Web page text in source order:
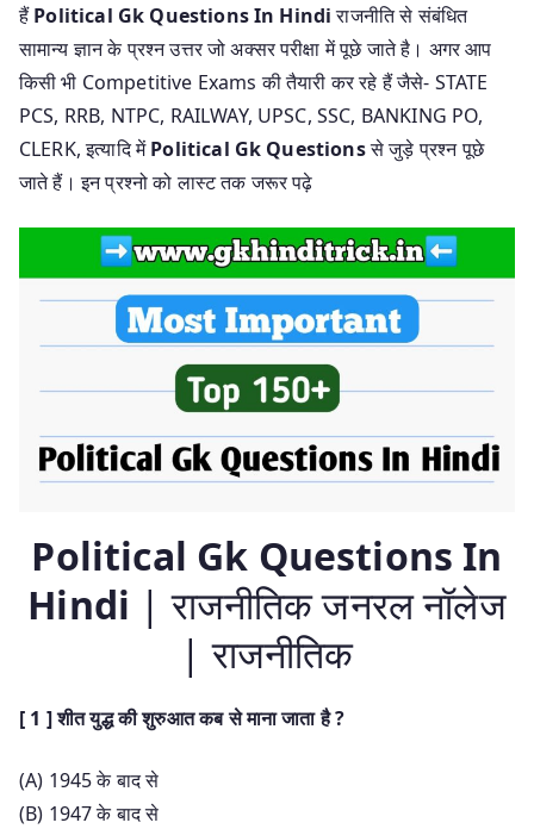
हैंPolitical Gk Questions In Hindiराजनीति से संबंधित
सामान्य ज्ञान के प्रश्न उत्तर जो अक्सर परीक्षा में पूछे जाते है। अगर आप
किसी भी Competitive Exams की तैयारी कर रहे हैं जैसे- STATE
PCS, RRB, NTPC, RAILWAY, UPSC, SSC, BANKING PO,
CLERK, इत्यादि मेंPolitical Gk Questionsसे जुड़े प्रश्न पूछे
जाते हैं। इन प्रश्नो को लास्ट तक जरूर पढ़े
Political Gk Questions In
Hindi | राजनीतिक जनरल नॉलेज
| राजनीतिक
[ 1 ] शीत युद्ध की शुरुआत कब से माना जाता है ?
(A) 1945 के बाद से
(B) 1947 के बाद से